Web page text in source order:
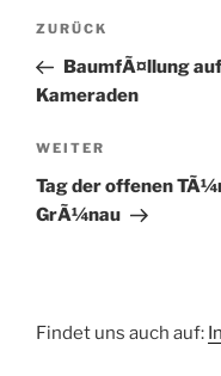
Vorheriger
Beitrag
ZURÜCK
BaumfÃ¤llung
Kameraden
Nächster
Beitrag
WEITER
Tag der offenen
GrÃ¼nau
Findet uns auch auf: